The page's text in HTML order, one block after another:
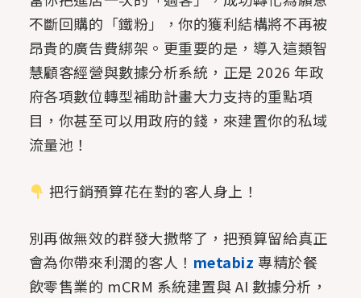
不斷回購的「鐵粉」，你的獲利結構將不再被
昂貴的廣告費綁架。更重要的是，導入這類智
慧顧客經營與數據分析系統，正是 2026 年政
府各項數位轉型補助計畫大力支持的重點項
目，你甚至可以用政府的錢，來建置你的私域
流量池！
把行銷預算花在對的客人身上！
別再做無效的群發大撒幣了，把預算留給真正
會為你帶來利潤的客人！ metabiz 專精於餐
飲零售業的 mCRM 系統建置與 AI 數據分析，